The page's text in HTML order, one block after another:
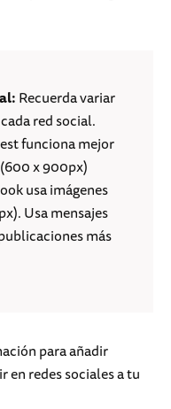
Recuerda variar
red social.
funciona mejor
x 900px)
usa imágenes
Usa mensajes
más
para añadir
redes sociales a tu